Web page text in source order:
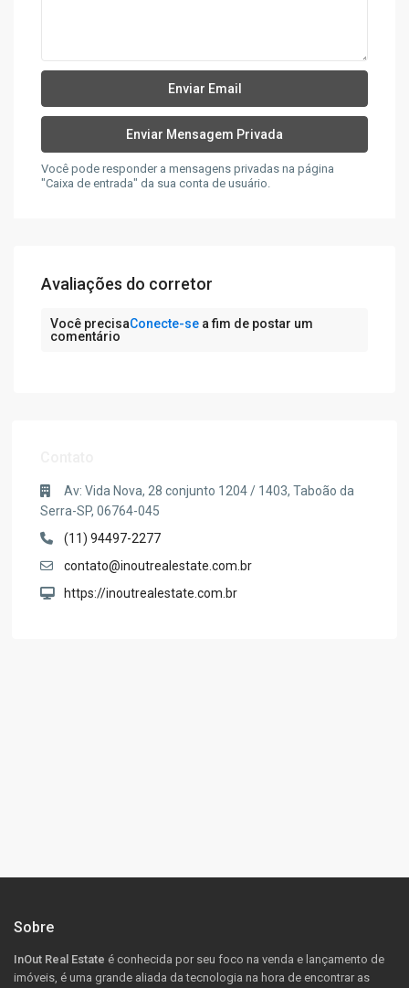
Você pode responder a mensagens privadas na página
"Caixa de entrada" da sua conta de usuário.
Avaliações do corretor
Você precisaConecte-se a fim de postar um
comentário
Av: Vida Nova, 28 conjunto 1204 / 1403, Taboão da
Serra-SP, 06764-045
(11) 94497-2277
contato@inoutrealestate.com.br
https://inoutrealestate.com.br
Sobre
InOut Real Estate é conhecida por seu foco na venda e lançamento de
imóveis, é uma grande aliada da tecnologia na hora de encontrar as